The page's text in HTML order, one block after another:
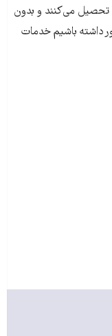
تحصیل می‌کنند و بدون
داشته باشیم خدمات